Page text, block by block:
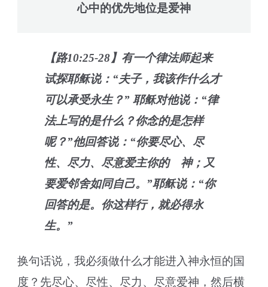
心中的优先地位是爱神
【路10:25-28】有一个律法师起来
试探耶稣说：“夫子，我该作什么才
可以承受永生？” 耶稣对他说：“律
法上写的是什么？你念的是怎样
呢？”他回答说：“你要尽心、尽
性、尽力、尽意爱主你的 神；又
要爱邻舍如同自己。”耶稣说：“你
回答的是。你这样行，就必得永
生。”
换句话说，我必须做什么才能进入神永恒的国
度？先尽心、尽性、尽力、尽意爱神，然后横